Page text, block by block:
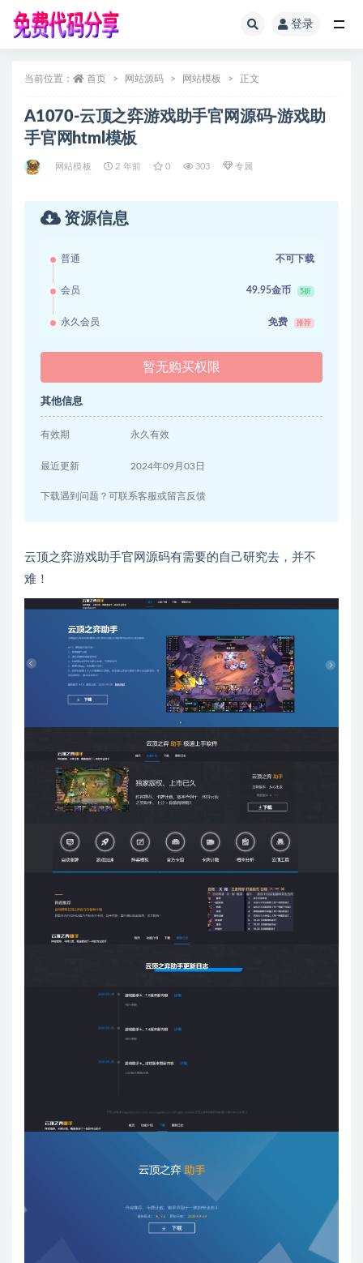
登录
当前位置： 首页 网站源码 网站模板 正文
A1070-云顶之弈游戏助手官网源码-游戏助
手官网html模板
网站模板 2 年前 0 303 专属
资源信息
普通 不可下载
会员 49.95金币 5折
永久会员 免费 推荐
暂无购买权限
其他信息
有效期 永久有效
最近更新 2024年09月03日
下载遇到问题？可联系客服或留言反馈
云顶之弈游戏助手官网源码有需要的自己研究去，并不
难！